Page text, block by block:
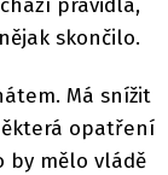
skončilo.
Má snížit
opatření
by mělo vládě